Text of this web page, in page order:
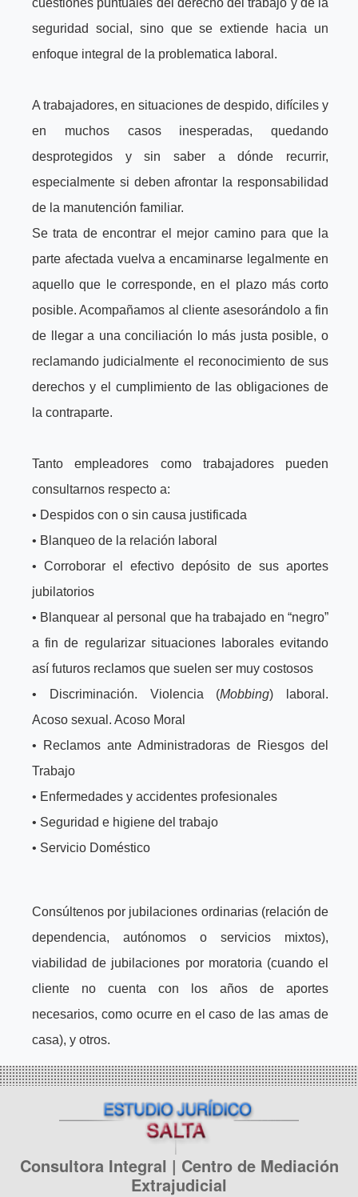
cuestiones puntuales del derecho del trabajo y de la
seguridad social, sino que se extiende hacia un
enfoque integral de la problematica laboral.
A trabajadores, en situaciones de despido, difíciles y
en muchos casos inesperadas, quedando
desprotegidos y sin saber a dónde recurrir,
especialmente si deben afrontar la responsabilidad
de la manutención familiar.
Se trata de encontrar el mejor camino para que la
parte afectada vuelva a encaminarse legalmente en
aquello que le corresponde, en el plazo más corto
posible. Acompañamos al cliente asesorándolo a fin
de llegar a una conciliación lo más justa posible, o
reclamando judicialmente el reconocimiento de sus
derechos y el cumplimiento de las obligaciones de
la contraparte.
Tanto empleadores como trabajadores pueden
consultarnos respecto a:
• Despidos con o sin causa justificada
• Blanqueo de la relación laboral
• Corroborar el efectivo depósito de sus aportes
jubilatorios
• Blanquear al personal que ha trabajado en “negro”
a fin de regularizar situaciones laborales evitando
así futuros reclamos que suelen ser muy costosos
• Discriminación. Violencia (Mobbing) laboral.
Acoso sexual. Acoso Moral
• Reclamos ante Administradoras de Riesgos del
Trabajo
• Enfermedades y accidentes profesionales
• Seguridad e higiene del trabajo
• Servicio Doméstico
Consúltenos por jubilaciones ordinarias (relación de
dependencia, autónomos o servicios mixtos),
viabilidad de jubilaciones por moratoria (cuando el
cliente no cuenta con los años de aportes
necesarios, como ocurre en el caso de las amas de
casa), y otros.
Consultora Integral | Centro de Mediación
Extrajudicial